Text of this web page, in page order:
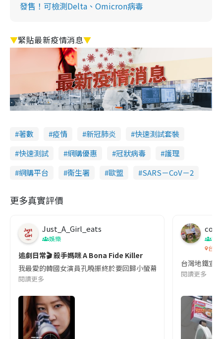
發售！可檢測Delta、Omicron病毒
▼緊貼最新疫情消息▼
著數 疫情 新冠肺炎
快速測試套裝
快速測試
網購優惠 冠狀病毒
護理
網購平台
衞生署 歐盟 SARS－CoV－2
更多真實評價
Just_A_Girl_eats
娛樂
追劇日常🎬 殺手媽咪 A Bona Fide Killer
我最愛的韓國女演員孔曉振終於要回歸小螢幕啦!這次的劇本改編
閱讀更多
co
吹
台灣
台灣地鐵宣
閱讀更多